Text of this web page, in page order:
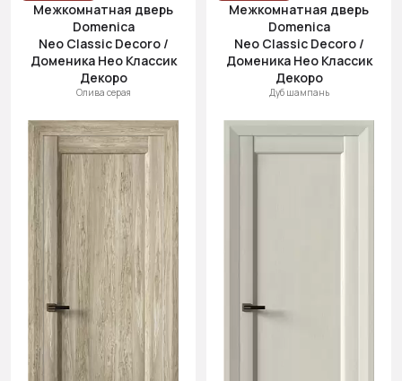
Межкомнатная дверь
Domenica
Neo Classic Decoro /
Доменика Нео Классик
Декоро
Олива серая
Межкомнатная дверь
Domenica
Neo Classic Decoro /
Доменика Нео Классик
Декоро
Дуб шампань